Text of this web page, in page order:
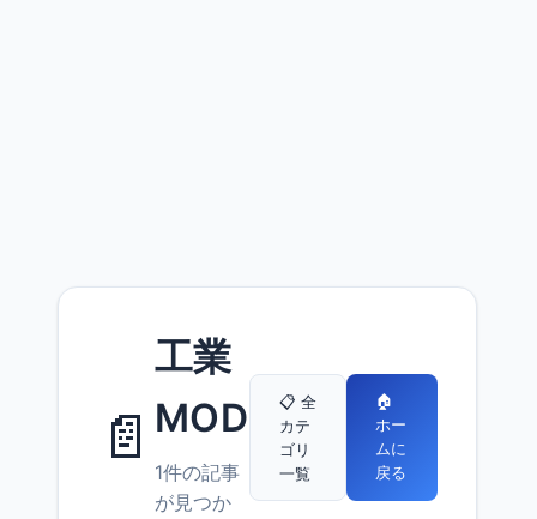
📄
工業
MOD
1件の記事
が見つか
📋 全
カテ
ゴリ
一覧
🏠
ホー
ムに
戻る